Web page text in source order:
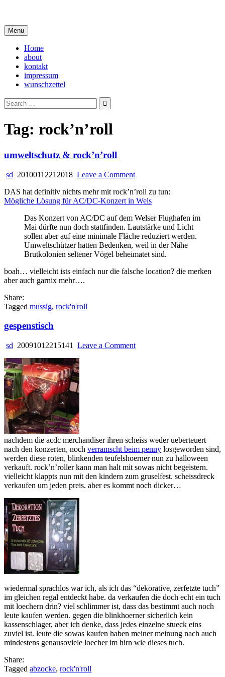
content
Menu
Home
about
kontakt
impressum
wunschzettel
Search
for:
Tag: rock’n’roll
umweltschutz & rock’n’roll
sd 20100112212018 Leave a Commenton
&
rock’n’roll
DAS hat definitiv nichts mehr mit rock’n’roll zu tun:
Mögliche Lösung für AC/DC-Konzert in Wels
Das Konzert von AC/DC auf dem Welser Flughafen im
Mai dürfte nun doch stattfinden. Lautstärke und Licht
sollen aber auf eine minimale Fläche reduziert werden.
Umweltschützer hatten Bedenken, weil in der Nähe
Brutkolonien seltener Vögel beheimatet sind.
boah… vielleicht ists einfach nur die falsche location? die merken
aber auch garnix mehr….
Share:
Tagged mussig, rock'n'roll
gespenstisch
sd 20091012215141 Leave a Commenton
nachdem die acdc merchandiser ihren scheiss weder ueberteuert
nach den konzerten, noch verramscht beim penny losgeworden sind,
werden diese roten, blinkenden teufelshoerner nun zu halloween
verkauft. rock’n’roller kann man halt mit sowas nicht begeistern.
vielleicht klappts nun mit den kindern zum gruselfest. scheissdreck
verkaufen um jeden preis. aber es kommt noch dicker…
wiedermal sprachlos war ich, als ich das “dekorative, zerfetzte tuch”
im gleichen regal entdeckt habe. da verkaufen die doch echt ein tuch
mit loechern drin? viel schlimmer ist, dass das bestimmt auch noch
leute kaufen werden. gegen die blinkhoerner sicherlich kein
kassenschlager, aber ich denke, dass jedes einzelne stueck eins
zuviel ist. leute die sowas kaufen haben meiner meinung nach auch
mindestens genausoviele loecher im hirn wie dieses tuch.
Share:
Tagged abzocke, rock'n'roll